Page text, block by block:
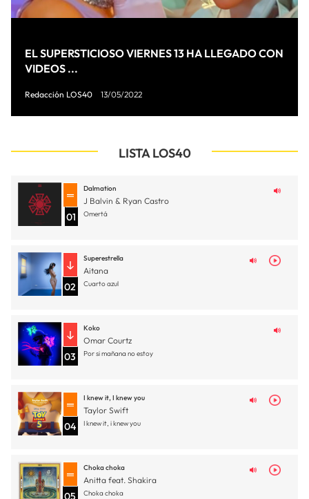
EL SUPERSTICIOSO VIERNES 13 HA LLEGADO CON
VIDEOS ...
Redacción LOS40 13/05/2022
LISTA LOS40
01
Dalmation
J Balvin & Ryan Castro
Omertá
02
Superestrella
Aitana
Cuarto azul
03
Koko
Omar Courtz
Por si mañana no estoy
04
I knew it, I knew you
Taylor Swift
I knew it, i knew you
05
Choka choka
Anitta feat. Shakira
Choka choka